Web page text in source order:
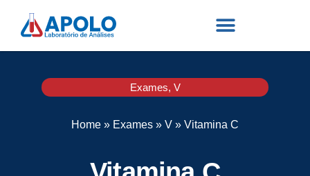
Exames, V
Home » Exames » V » Vitamina C